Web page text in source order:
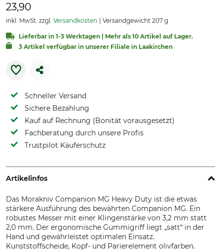
23,90
inkl. MwSt. zzgl. Versandkosten Versandgewicht 207 g
Lieferbar in 1-3 Werktagen | Mehr als 10 Artikel auf Lager.
3 Artikel verfügbar in unserer Filiale in Laakirchen
Schneller Versand
Sichere Bezahlung
Kauf auf Rechnung (Bonität vorausgesetzt)
Fachberatung durch unsere Profis
Trustpilot Käuferschutz
Artikelinfos
Das Morakniv Companion MG Heavy Duty ist die etwas
stärkere Ausführung des bewährten Companion MG. Ein
robustes Messer mit einer Klingenstärke von 3,2 mm statt
2,0 mm. Der ergonomische Gummigriff liegt „satt“ in der
Hand und gewährleistet optimalen Einsatz.
Kunststoffscheide, Kopf- und Parierelement olivfarben.